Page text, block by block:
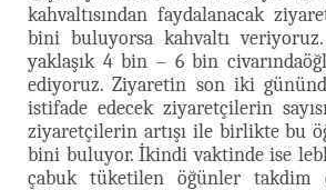
kahvaltısından faydalanacak
bini buluyorsa kahvaltı
yaklaşık 4 bin – 6 bin
ediyoruz. Ziyaretin son iki
istifade edecek ziyaretçilerin
ziyaretçilerin artışı ile birlikte bu
bini buluyor. İkindi vaktinde ise
çabuk tüketilen öğünler takdim